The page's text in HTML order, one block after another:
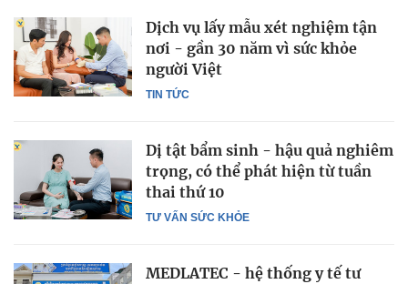
TIN TỨC
Dịch vụ lấy mẫu xét nghiệm tận
nơi - gần 30 năm vì sức khỏe
người Việt
TƯ VẤN SỨC KHỎE
Dị tật bẩm sinh - hậu quả nghiêm
trọng, có thể phát hiện từ tuần
thai thứ 10
MEDLATEC - hệ thống y tế tư